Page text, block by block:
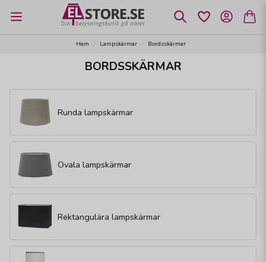
Hem Lampskärmar Bordsskärmar
BORDSSKÄRMAR
Runda lampskärmar
Ovala lampskärmar
Rektangulära lampskärmar